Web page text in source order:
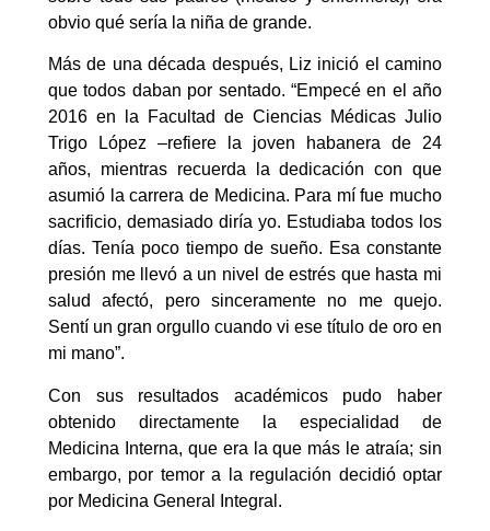
obvio qué sería la niña de grande.
Más de una década después, Liz inició el camino
que todos daban por sentado. “Empecé en el año
2016 en la Facultad de Ciencias Médicas Julio
Trigo López –refiere la joven habanera de 24
años, mientras recuerda la dedicación con que
asumió la carrera de Medicina. Para mí fue mucho
sacrificio, demasiado diría yo. Estudiaba todos los
días. Tenía poco tiempo de sueño. Esa constante
presión me llevó a un nivel de estrés que hasta mi
salud afectó, pero sinceramente no me quejo.
Sentí un gran orgullo cuando vi ese título de oro en
mi mano”.
Con sus resultados académicos pudo haber
obtenido directamente la especialidad de
Medicina Interna, que era la que más le atraía; sin
embargo, por temor a la regulación decidió optar
por Medicina General Integral.